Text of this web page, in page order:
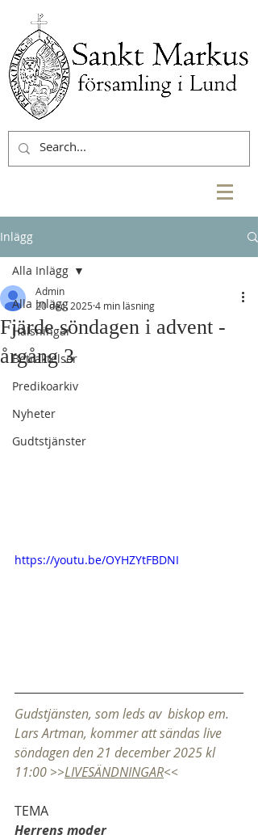
Inlägg
Alla Inlägg
Hälsningar
Betraktelser
Predikoarkiv
Nyheter
Gudtstjänster
Alla Inlägg
Fjärde söndagen i advent -
årgång 3
Admin
20 dec. 2025 4 min läsning
https://youtu.be/OYHZYtFBDNI
Gudstjänsten, som leds av  biskop em.
Lars Artman, kommer att sändas live
söndagen den 21 december 2025 kl
11:00 >>LIVESÄNDNINGAR<<
TEMA
Herrens moder